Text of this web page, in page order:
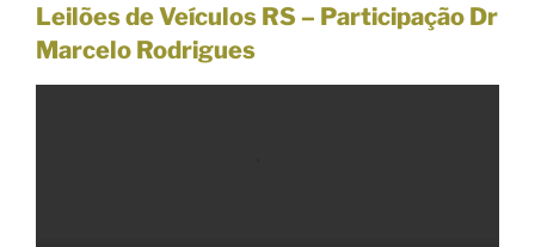
Leilões de Veículos RS – Participação Dr
Marcelo Rodrigues